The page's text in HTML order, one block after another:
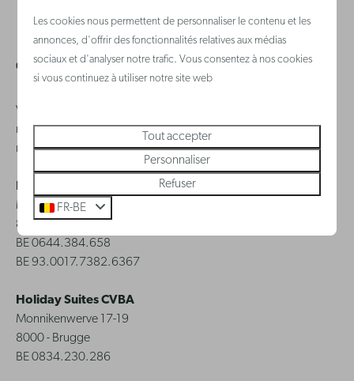
Questions fréquemment posées
Vous avez une question ? Dans ce cas, n'hésitez pas à consulter
notreservice clientèleoù vous trouverez, nous l'espérons, une
réponse rapide
Holiday Suites International BV
Monnikenwerve 17-19
8000 - Brugge
BE 0644.384.658
BE 93.0017.7382.6367
Holiday Suites CVBA
Monnikenwerve 17-19
8000 - Brugge
BE 0834.230.286
Les cookies nous permettent de personnaliser le contenu et les
annonces, d'offrir des fonctionnalités relatives aux médias
sociaux et d'analyser notre trafic. Vous consentez à nos cookies
si vous continuez à utiliser notre site web
Tout accepter
Personnaliser
Refuser
FR-BE